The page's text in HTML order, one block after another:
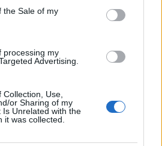
the Sale of my
processing my
Advertising.
Use,
or Sharing of my
Is Unrelated with the
it was collected.
Pedig ha már eddig vártak
volna a fenébe az egészet,
unalmasabb klipet ugyanis
lehetett volna készíteni. Ezen
hatásfokozásnak szánt
szereplők sem
feltűnnek a
házban fel-alá
keresztül távolba révedő
körül. Ezt a klipet